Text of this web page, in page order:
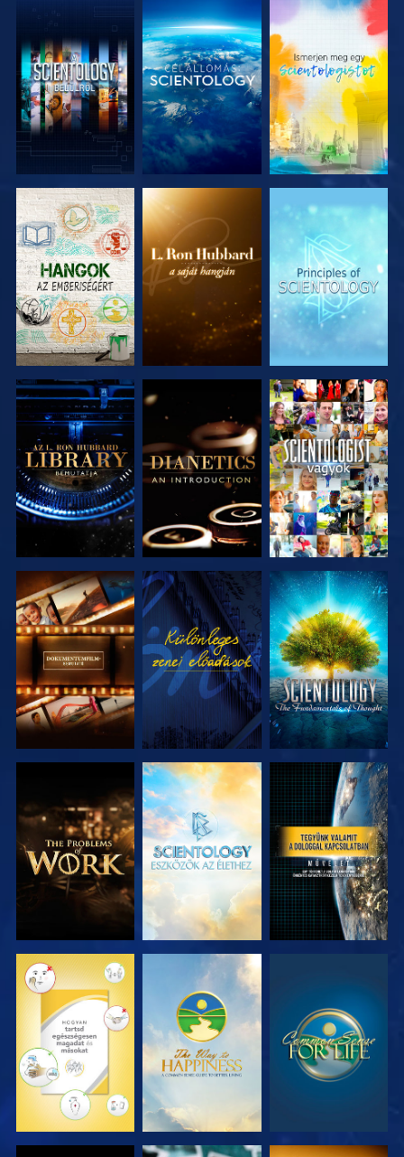
A SOROZAT
RÉSZEI
A SOROZAT
RÉSZEI
A SOROZAT
RÉSZEI
A SOROZAT
RÉSZEI
A SOROZAT
RÉSZEI
MŰSORNÉZÉS
A SOROZAT
RÉSZEI
MŰSORNÉZÉS
A SOROZAT
RÉSZEI
A SOROZAT
RÉSZEI
A SOROZAT
RÉSZEI
MŰSORNÉZÉS
MŰSORNÉZÉS MŰSORNÉZÉS MŰSORNÉZÉS